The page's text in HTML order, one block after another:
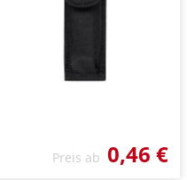
Preis ab 0,46 €